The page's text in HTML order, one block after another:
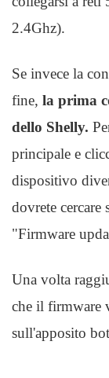
2.4Ghz).
Se invece la
fine, la prima
dello Shelly.
principale e
dispositivo
dovrete
"Firmware
Una volta
che il firmware
sull'apposito